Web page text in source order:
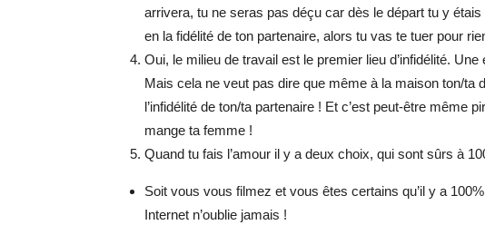
arrivera, tu ne seras pas déçu car dès le départ tu y
en la fidélité de ton partenaire, alors tu vas te tuer pour
Oui, le milieu de travail est le premier lieu d’infidélité.
Mais cela ne veut pas dire que même à la maison ton/ta
l’infidélité de ton/ta partenaire ! Et c’est peut-être même
mange ta femme !
Quand tu fais l’amour il y a deux choix, qui sont sûrs à
Soit vous vous filmez et vous êtes certains qu’il y a
Internet n’oublie jamais !